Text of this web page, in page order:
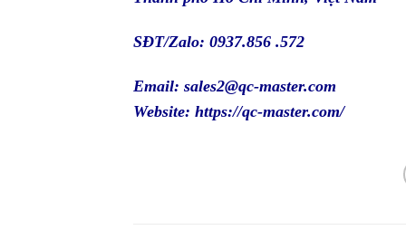
SĐT/Zalo: 0937.856 .572
Email: sales2@qc-master.com
Website: https://qc-master.com/